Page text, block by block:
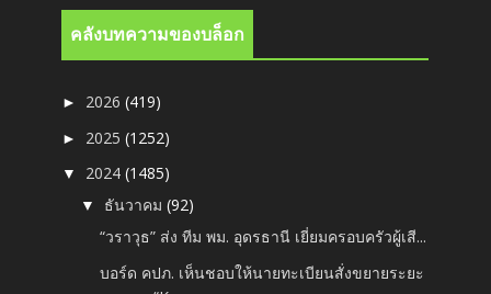
คลังบทความของบล็อก
► 2026(419)
► 2025(1252)
▼ 2024(1485)
▼ ธันวาคม(92)
“วราวุธ” ส่ง ทีม พม. อุดรธานี เยี่ยมครอบครัวผู้เสี...
บอร์ด คปภ. เห็นชอบให้นายทะเบียนสั่งขยายระยะ